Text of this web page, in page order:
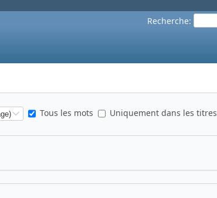
Recherche:
Tous les mots Uniquement dans les titres